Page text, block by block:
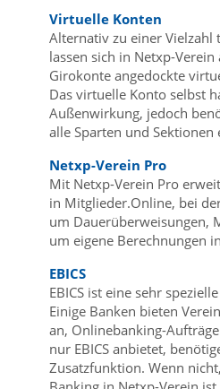
Virtuelle Konten
Alternativ zu einer Vielzahl
lassen sich in Netxp-
Girokonte angedockte
Das virtuelle Konto selbst
Außenwirkung, jedoch
alle Sparten und Sektionen
Netxp-Verein Pro
Mit Netxp-Verein Pro
in Mitglieder.Online, bei
um Dauerüberweisungen,
um eigene Berechnungen
EBICS
EBICS ist eine sehr
Einige Banken bieten
an, Onlinebanking-
nur EBICS anbietet,
Zusatzfunktion. Wenn